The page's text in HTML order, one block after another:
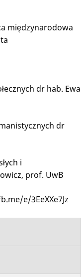
międzynarodowa
dr hab. Ewa
dr
i
prof. UwB
e/3EeXXe7Jz